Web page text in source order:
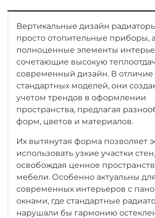
Вертикальные дизайн
просто отопительные приборы, а
полноценные элементы
сочетающие высокую
современный дизайн. В отличие
стандартных моделей, они
учетом трендов в оформлении
пространства, предлагая
форм, цветов и материалов.
Их вытянутая форма позволяет
использовать узкие участки стен,
освобождая ценное
мебели. Особенно актуальны для
современных интерьеров с
окнами, где стандартные
нарушали бы гармонию